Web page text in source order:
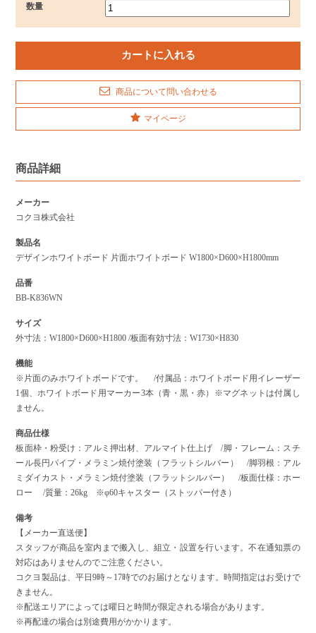
数量
商品について問い合わせる
マイページ
商品詳細
メーカー
コクヨ株式会社
製品名
デザインホワイトボード 片面ホワイトボード W1800×D600×H1800mm
品番
BB-K836WN
サイズ
外寸法：W1800×D600×H1800 /板面有効寸法：W1730×H830
機能
※片面のみホワイトボードです。 /付属品：ホワイトボード用イレーザー
1個、ホワイトボード用マーカー3本（青・黒・赤）※マグネットは付属し
ません。
商品仕様
板面枠・粉受け：アルミ押出材、アルマイト仕上げ /脚・フレーム：スチ
ール長円パイプ・メラミン焼付塗装（フラットシルバー） /脚羽根：アル
ミダイカスト・メラミン焼付塗装（フラットシルバー） /板面仕様：ホー
ロー /質量：26kg ※φ60キャスター（ストッパー付き）
備考
【メーカー直送便】
スタッフが商品を室内まで搬入し、組立・設置を行います。不在通知票の
対応はありませんのでご注意ください。
コクヨ製品は、平日9時～17時でのお届けとなります。時間指定はお受けで
きません。
※配送エリアによっては曜日と時間が限定される場合があります。
※再配達の場合は別途費用がかかります。